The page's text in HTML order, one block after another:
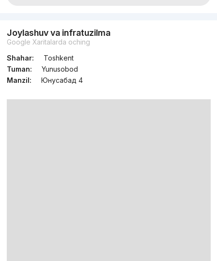
Joylashuv va infratuzilma
Google Xaritalarda oching
Shahar:
Toshkent
Tuman:
Yunusobod
Manzil:
Юнусабад 4